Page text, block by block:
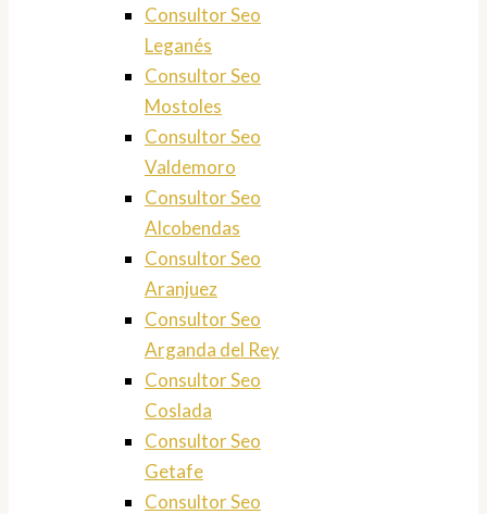
Consultor Seo
Leganés
Consultor Seo
Mostoles
Consultor Seo
Valdemoro
Consultor Seo
Alcobendas
Consultor Seo
Aranjuez
Consultor Seo
Arganda del Rey
Consultor Seo
Coslada
Consultor Seo
Getafe
Consultor Seo